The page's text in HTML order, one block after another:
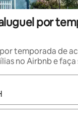
por
temporada de
no Airbnb e faça
estiverem